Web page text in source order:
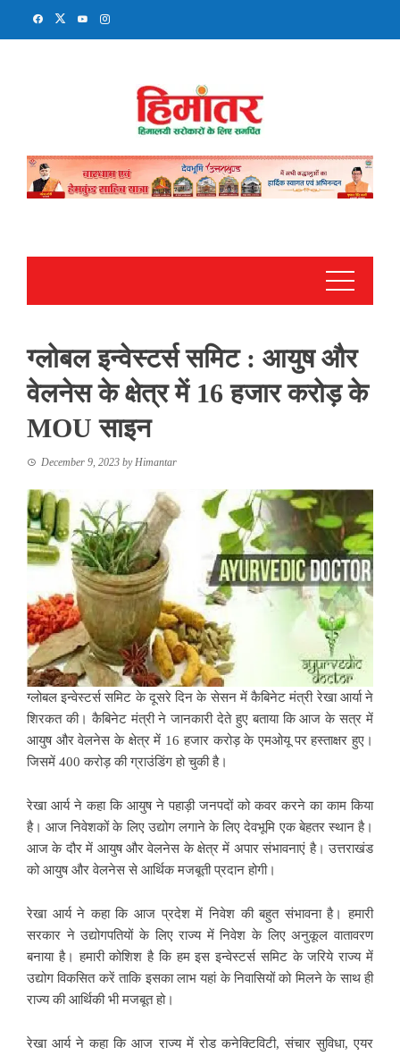
ग्लोबल इन्वेस्टर्स समिट : आयुष और
वेलनेस के क्षेत्र में 16 हजार करोड़ के
MOU साइन
December 9, 2023 byHimantar
ग्लोबल इन्वेस्टर्स समिट के दूसरे दिन के सेसन में कैबिनेट मंत्री रेखा आर्या ने
शिरकत की। कैबिनेट मंत्री ने जानकारी देते हुए बताया कि आज के सत्र में
आयुष और वेलनेस के क्षेत्र में 16 हजार करोड़ के एमओयू पर हस्ताक्षर हुए।
जिसमें 400 करोड़ की ग्राउंडिंग हो चुकी है।
रेखा आर्य ने कहा कि आयुष ने पहाड़ी जनपदों को कवर करने का काम किया
है। आज निवेशकों के लिए उद्योग लगाने के लिए देवभूमि एक बेहतर स्थान है।
आज के दौर में आयुष और वेलनेस के क्षेत्र में अपार संभावनाएं है। उत्तराखंड
को आयुष और वेलनेस से आर्थिक मजबूती प्रदान होगी।
रेखा आर्य ने कहा कि आज प्रदेश में निवेश की बहुत संभावना है। हमारी
सरकार ने उद्योगपतियों के लिए राज्य में निवेश के लिए अनुकूल वातावरण
बनाया है। हमारी कोशिश है कि हम इस इन्वेस्टर्स समिट के जरिये राज्य में
उद्योग विकसित करें ताकि इसका लाभ यहां के निवासियों को मिलने के साथ ही
राज्य की आर्थिकी भी मजबूत हो।
रेखा आर्य ने कहा कि आज राज्य में रोड कनेक्टिविटी, संचार सुविधा, एयर